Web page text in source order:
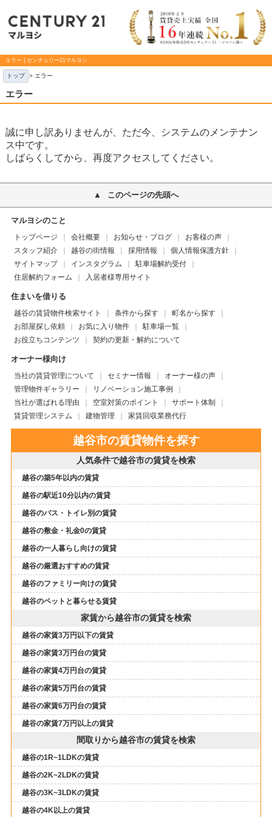
エラー | センチュリー21マルヨシ
トップ > エラー
エラー
誠に申し訳ありませんが、ただ今、システムのメンテナン
ス中です。
しばらくしてから、再度アクセスしてください。
このページの先頭へ
マルヨシのこと
トップページ 会社概要 お知らせ・ブログ
お客様の声
スタッフ紹介
越谷の街情報 採用情報
個人情報保護方針
サイトマップ
インスタグラム
駐車場解約受付
住居解約フォーム
入居者様専用サイト
住まいを借りる
越谷の賃貸物件検索サイト 条件から探す
町名から探す
お部屋探し依頼
お気に入り物件
駐車場一覧
お役立ちコンテンツ
契約の更新・解約について
オーナー様向け
当社の賃貸管理について セミナー情報
オーナー様の声
管理物件ギャラリー
リノベーション施工事例
当社が選ばれる理由
空室対策のポイント
サポート体制
賃貸管理システム
建物管理 家賃回収業務代行
越谷市の賃貸物件を探す
人気条件で越谷市の賃貸を検索
越谷の築5年以内の賃貸
越谷の駅近10分以内の賃貸
越谷のバス・トイレ別の賃貸
越谷の敷金・礼金0の賃貸
越谷の一人暮らし向けの賃貸
越谷の厳選おすすめの賃貸
越谷のファミリー向けの賃貸
越谷のペットと暮らせる賃貸
家賃から越谷市の賃貸を検索
越谷の家賃3万円以下の賃貸
越谷の家賃3万円台の賃貸
越谷の家賃4万円台の賃貸
越谷の家賃5万円台の賃貸
越谷の家賃6万円台の賃貸
越谷の家賃7万円以上の賃貸
間取りから越谷市の賃貸を検索
越谷の1R~1LDKの賃貸
越谷の2K~2LDKの賃貸
越谷の3K~3LDKの賃貸
越谷の4K以上の賃貸